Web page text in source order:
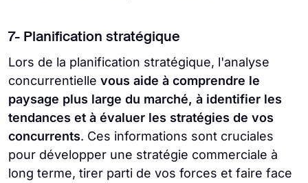
7- Planification stratégique
Lors de la planification stratégique, l'analyse
concurrentielle vous aide à comprendre le
paysage plus large du marché, à identifier les
tendances et à évaluer les stratégies de vos
concurrents. Ces informations sont cruciales
pour développer une stratégie commerciale à
long terme, tirer parti de vos forces et faire face